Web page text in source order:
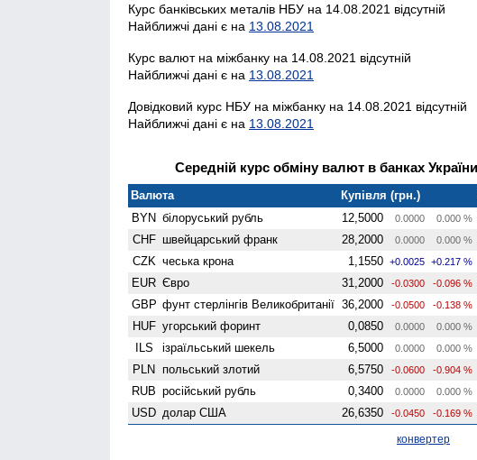
Курс банківських металів НБУ на 14.08.2021 відсутній
Найближчі дані є на 13.08.2021
Курс валют на міжбанку на 14.08.2021 відсутній
Найближчі дані є на 13.08.2021
Довідковий курс НБУ на міжбанку на 14.08.2021 відсутній
Найближчі дані є на 13.08.2021
Середній курс обміну валют в банках
Валюта Купівля (грн.)
BYN білоруський рубль 12,5000 0.0000 0.000 %
CHF швейцарський франк 28,2000 0.0000 0.000 %
CZK чеська крона 1,1550 +0.0025 +0.217 %
EUR Євро 31,2000 -0.0300 -0.096 %
GBP фунт стерлінгів Велико­британії 36,2000 -0.0500 -0.138 %
HUF угорський форинт 0,0850 0.0000 0.000 %
ILS ізраїльський шекель 6,5000 0.0000 0.000 %
PLN польський злотий 6,5750 -0.0600 -0.904 %
RUB російський рубль 0,3400 0.0000 0.000 %
USD долар США 26,6350 -0.0450 -0.169 %
конвертер